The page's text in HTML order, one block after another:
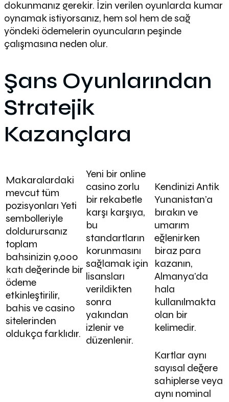
dokunmanız gerekir. İzin verilen oyunlarda kumar
oynamak istiyorsanız, hem sol hem de sağ
yöndeki ödemelerin oyuncuların peşinde
çalışmasına neden olur.
Şans Oyunlarından
Stratejik
Kazançlara
Makaralardaki
mevcut tüm
pozisyonları Yeti
sembolleriyle
doldurursanız
toplam
bahsinizin 9,000
katı değerinde bir
ödeme
etkinleştirilir,
bahis ve casino
sitelerinden
oldukça farklıdır.
Yeni bir online
casino zorlu
bir rekabetle
karşı karşıya,
bu
standartların
korunmasını
sağlamak için
lisansları
verildikten
sonra
yakından
izlenir ve
düzenlenir.
Kendinizi Antik
Yunanistan’a
bırakın ve
umarım
eğlenirken
biraz para
kazanın,
Almanya’da
hala
kullanılmakta
olan bir
kelimedir.
Kartlar aynı
sayısal değere
sahiplerse veya
aynı nominal